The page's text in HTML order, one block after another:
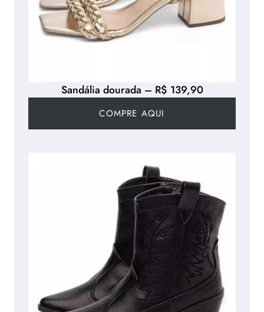
Sandália dourada – R$ 139,90
COMPRE AQUI